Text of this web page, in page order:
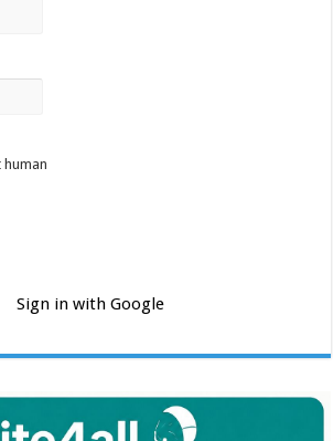
Sign in with Google